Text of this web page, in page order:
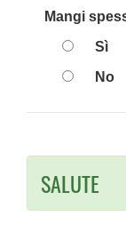
Mangi
Sì
No
SALUTE